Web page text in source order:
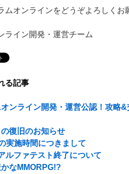
ムオンラインをどうぞよろしくお
ライン開発・運営チーム
る記事
オンライン開発・運営公認！攻略
復旧のお知らせ
実施時間につきまして
ルファテスト終了について
なMMORPG!?